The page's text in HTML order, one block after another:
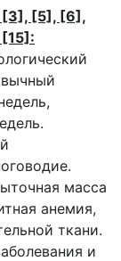
[3], [5], [6],
масса
анемия,
ткани.
и